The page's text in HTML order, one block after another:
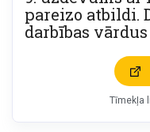
pareizo atbildi.
darbības
Tīmekļa